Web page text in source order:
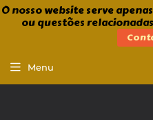
O nosso website serve
ou questões
Menu